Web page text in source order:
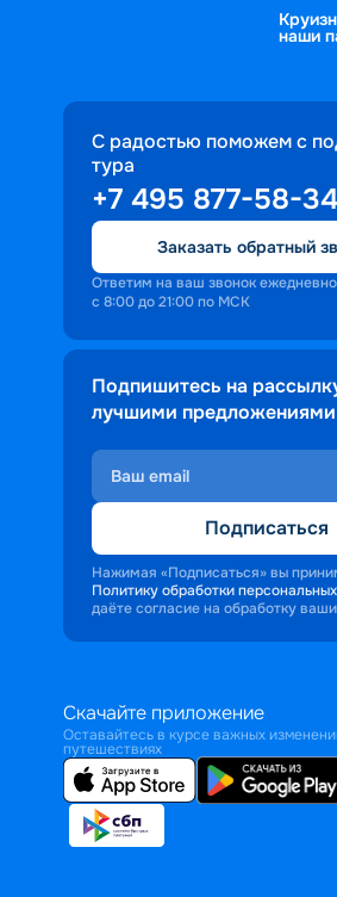
наши
С радостью поможем с
тура
+7 495 877-58-34
Заказать обратный
Ответим на ваш звонок ежедневно
с 8:00 до 21:00 по МСК
Подпишитесь на
лучшими предложениями
Подписаться
Нажимая «Подписаться» вы
Политику обработки
даёте согласие на обработку
Скачайте приложение
Оставайтесь в курсе важных
путешествиях